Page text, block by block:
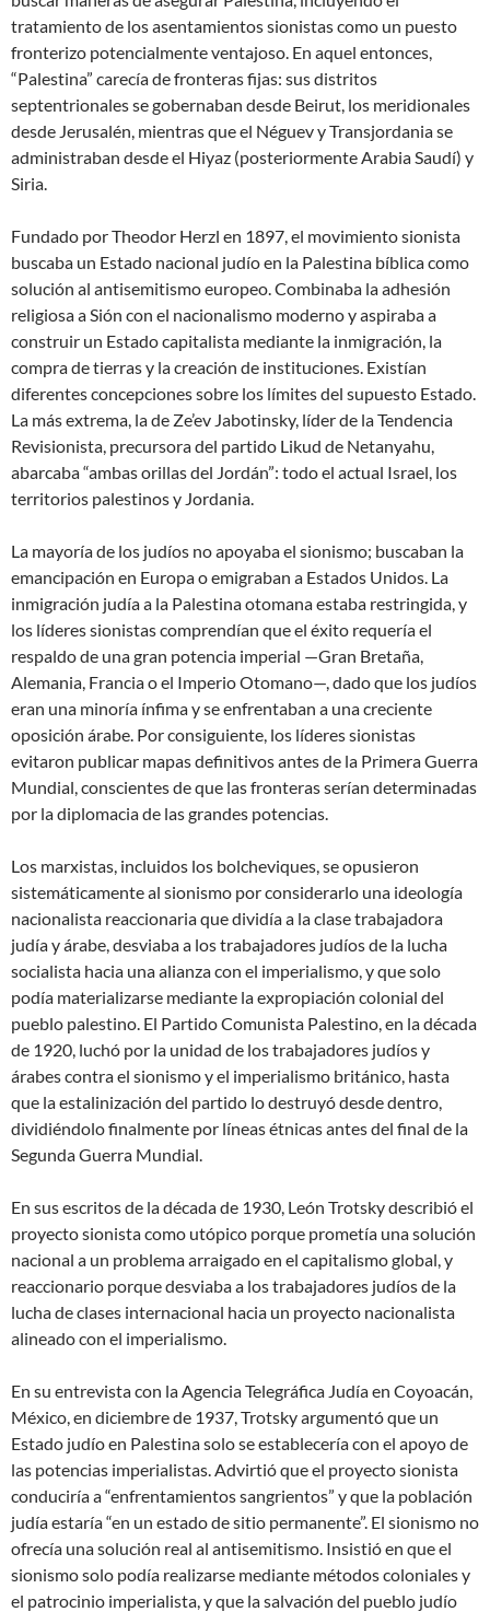
tratamiento de los asentamientos sionistas como un puesto
fronterizo potencialmente ventajoso. En aquel entonces,
“Palestina” carecía de fronteras fijas: sus distritos
septentrionales se gobernaban desde Beirut, los meridionales
desde Jerusalén, mientras que el Néguev y Transjordania se
administraban desde el Hiyaz (posteriormente Arabia Saudí) y
Siria.
Fundado por Theodor Herzl en 1897, el movimiento sionista
buscaba un Estado nacional judío en la Palestina bíblica como
solución al antisemitismo europeo. Combinaba la adhesión
religiosa a Sión con el nacionalismo moderno y aspiraba a
construir un Estado capitalista mediante la inmigración, la
compra de tierras y la creación de instituciones. Existían
diferentes concepciones sobre los límites del supuesto Estado.
La más extrema, la de Ze’ev Jabotinsky, líder de la Tendencia
Revisionista, precursora del partido Likud de Netanyahu,
abarcaba “ambas orillas del Jordán”: todo el actual Israel, los
territorios palestinos y Jordania.
La mayoría de los judíos no apoyaba el sionismo; buscaban la
emancipación en Europa o emigraban a Estados Unidos. La
inmigración judía a la Palestina otomana estaba restringida, y
los líderes sionistas comprendían que el éxito requería el
respaldo de una gran potencia imperial —Gran Bretaña,
Alemania, Francia o el Imperio Otomano—, dado que los judíos
eran una minoría ínfima y se enfrentaban a una creciente
oposición árabe. Por consiguiente, los líderes sionistas
evitaron publicar mapas definitivos antes de la Primera Guerra
Mundial, conscientes de que las fronteras serían determinadas
por la diplomacia de las grandes potencias.
Los marxistas, incluidos los bolcheviques, se opusieron
sistemáticamente al sionismo por considerarlo una ideología
nacionalista reaccionaria que dividía a la clase trabajadora
judía y árabe, desviaba a los trabajadores judíos de la lucha
socialista hacia una alianza con el imperialismo, y que solo
podía materializarse mediante la expropiación colonial del
pueblo palestino. El Partido Comunista Palestino, en la década
de 1920, luchó por la unidad de los trabajadores judíos y
árabes contra el sionismo y el imperialismo británico, hasta
que la estalinización del partido lo destruyó desde dentro,
dividiéndolo finalmente por líneas étnicas antes del final de la
Segunda Guerra Mundial.
En sus escritos de la década de 1930, León Trotsky describió el
proyecto sionista como utópico porque prometía una solución
nacional a un problema arraigado en el capitalismo global, y
reaccionario porque desviaba a los trabajadores judíos de la
lucha de clases internacional hacia un proyecto nacionalista
alineado con el imperialismo.
En su entrevista con la Agencia Telegráfica Judía en Coyoacán,
México, en diciembre de 1937, Trotsky argumentó que un
Estado judío en Palestina solo se establecería con el apoyo de
las potencias imperialistas. Advirtió que el proyecto sionista
conduciría a “enfrentamientos sangrientos” y que la población
judía estaría “en un estado de sitio permanente”. El sionismo no
ofrecía una solución real al antisemitismo. Insistió en que el
sionismo solo podía realizarse mediante métodos coloniales y
el patrocinio imperialista, y que la salvación del pueblo judío